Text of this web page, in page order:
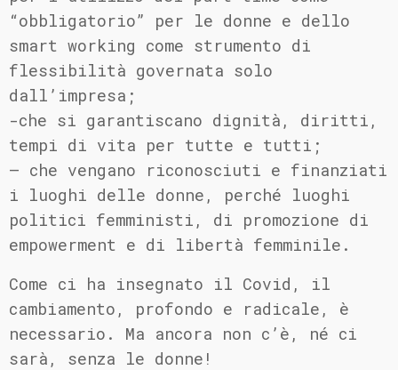
“obbligatorio” per le donne e dello
smart working come strumento di
flessibilità governata solo
dall’impresa;
-che si garantiscano dignità, diritti,
tempi di vita per tutte e tutti;
– che vengano riconosciuti e finanziati
i luoghi delle donne, perché luoghi
politici femministi, di promozione di
empowerment e di libertà femminile.
Come ci ha insegnato il Covid, il
cambiamento, profondo e radicale, è
necessario. Ma ancora non c’è, né ci
sarà, senza le donne!